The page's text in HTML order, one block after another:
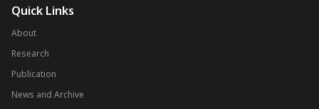
Quick Links
About
Research
Publication
News and Archive